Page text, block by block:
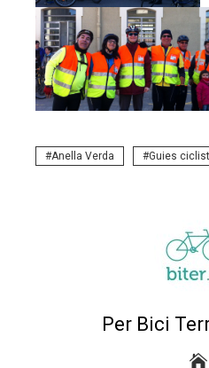
Anella Verda Guies
Per Bici